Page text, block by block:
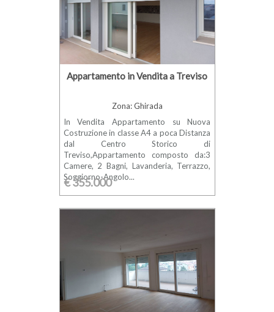
Appartamento in Vendita a Treviso
Zona: Ghirada
In Vendita Appartamento su Nuova
Costruzione in classe A4 a poca Distanza
dal Centro Storico di
Treviso,Appartamento composto da:3
Camere, 2 Bagni, Lavanderia, Terrazzo,
Soggiorno-Angolo...
€ 355.000